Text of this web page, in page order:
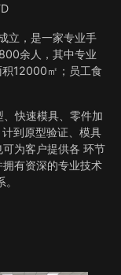
立，是一家专业手
余人，其中专业
12000㎡；员工食
快速模具、零件加
到原型验证、模具
为客户提供各 环节
有资深的专业技术